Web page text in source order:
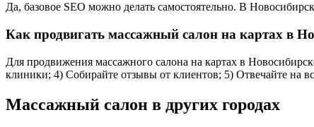
Да, базовое SEO можно делать самостоятельно. В
Как продвигать массажный салон на картах в
Для продвижения массажного салона на картах в
клиники; 4) Собирайте отзывы от клиентов; 5) Отвечайте на
Массажный салон в других городах